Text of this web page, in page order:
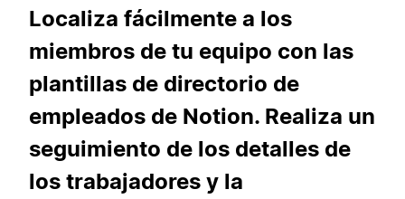
Localiza fácilmente a los
miembros de tu equipo con las
plantillas de directorio de
empleados de Notion. Realiza un
seguimiento de los detalles de
los trabajadores y la